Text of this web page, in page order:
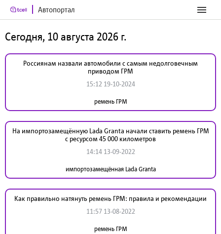
Автопортал
Сегодня, 10 августа 2026 г.
Россиянам назвали автомобили с самым недолговечным
приводом ГРМ
15:12 19-10-2024
ремень ГРМ
На импортозамещённую Lada Granta начали ставить ремень ГРМ
с ресурсом 45 000 километров
14:14 13-09-2022
импортозамещённая Lada Granta
Как правильно натянуть ремень ГРМ: правила и рекомендации
11:57 13-08-2022
ремень ГРМ